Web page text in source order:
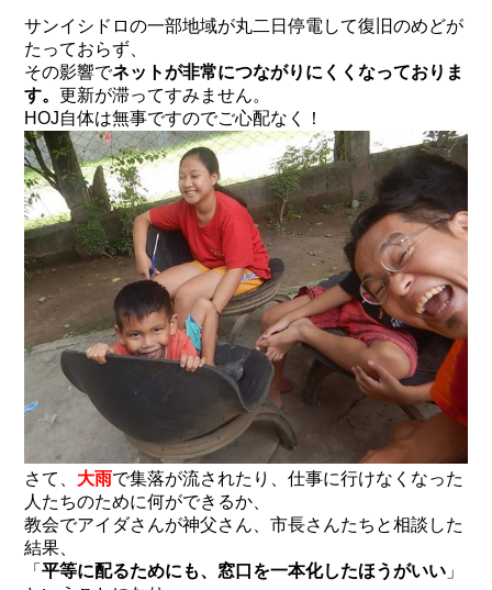
サンイシドロの一部地域が丸二日停電して復旧のめどが
たっておらず、
その影響でネットが非常につながりにくくなっておりま
す。更新が滞ってすみません。
HOJ自体は無事ですのでご心配なく！
さて、 大雨で集落が流されたり、仕事に行けなくなった
人たちのために何ができるか、
教会でアイダさんが神父さん、市長さんたちと相談した
結果、
「平等に配るためにも、窓口を一本化したほうがいい 」